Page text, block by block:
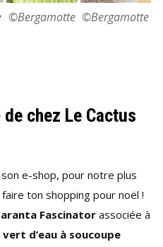
©Bergamotte ©Bergamotte
de chez Le Cactus
e-shop, pour notre plus
ton shopping pour noël !
Fascinator associée à
d’eau à soucoupe